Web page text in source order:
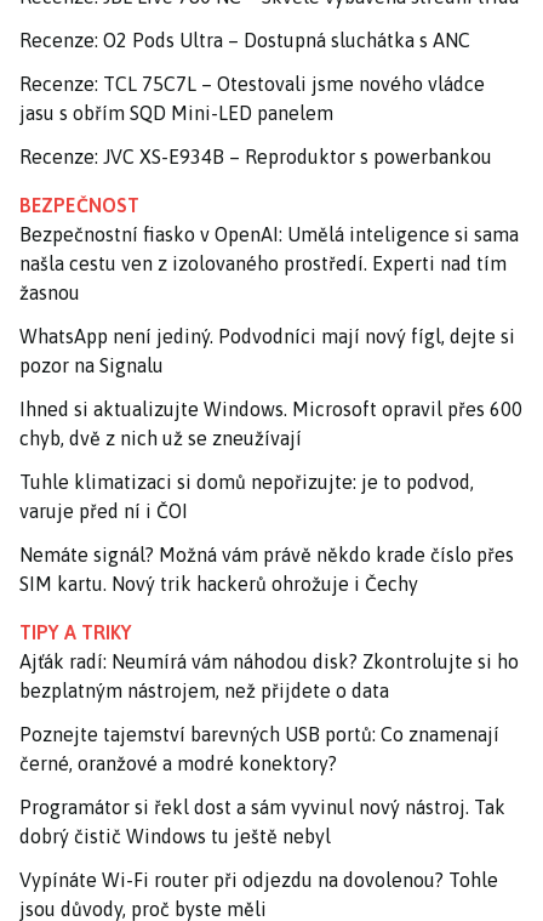
Recenze: O2 Pods Ultra – Dostupná sluchátka s ANC
Recenze: TCL 75C7L – Otestovali jsme nového vládce
jasu s obřím SQD Mini-LED panelem
Recenze: JVC XS-E934B – Reproduktor s powerbankou
BEZPEČNOST
Bezpečnostní fiasko v OpenAI: Umělá inteligence si sama
našla cestu ven z izolovaného prostředí. Experti nad tím
žasnou
WhatsApp není jediný. Podvodníci mají nový fígl, dejte si
pozor na Signalu
Ihned si aktualizujte Windows. Microsoft opravil přes 600
chyb, dvě z nich už se zneužívají
Tuhle klimatizaci si domů nepořizujte: je to podvod,
varuje před ní i ČOI
Nemáte signál? Možná vám právě někdo krade číslo přes
SIM kartu. Nový trik hackerů ohrožuje i Čechy
TIPY A TRIKY
Ajťák radí: Neumírá vám náhodou disk? Zkontrolujte si ho
bezplatným nástrojem, než přijdete o data
Poznejte tajemství barevných USB portů: Co znamenají
černé, oranžové a modré konektory?
Programátor si řekl dost a sám vyvinul nový nástroj. Tak
dobrý čistič Windows tu ještě nebyl
Vypínáte Wi-Fi router při odjezdu na dovolenou? Tohle
jsou důvody, proč byste měli